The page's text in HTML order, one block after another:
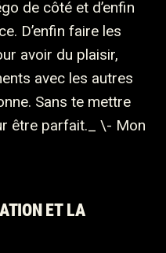
de côté et d’enfin
D’enfin faire les
avoir du plaisir,
avec les autres
Sans te mettre
être parfait._ \- Mon
ET LA